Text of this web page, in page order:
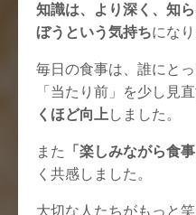
知識は、より深く、知
ぼうという気持ちになり
毎日の食事は、誰にと
「当たり前」を少し見
くほど向上しました。
また 「楽しみながら食事
く共感しました。
大切な人たちがもっと